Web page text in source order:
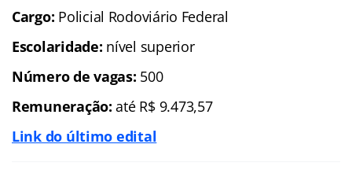
Cargo: Policial Rodoviário Federal
Escolaridade: nível superior
Número de vagas: 500
Remuneração: até R$ 9.473,57
Link do último edital